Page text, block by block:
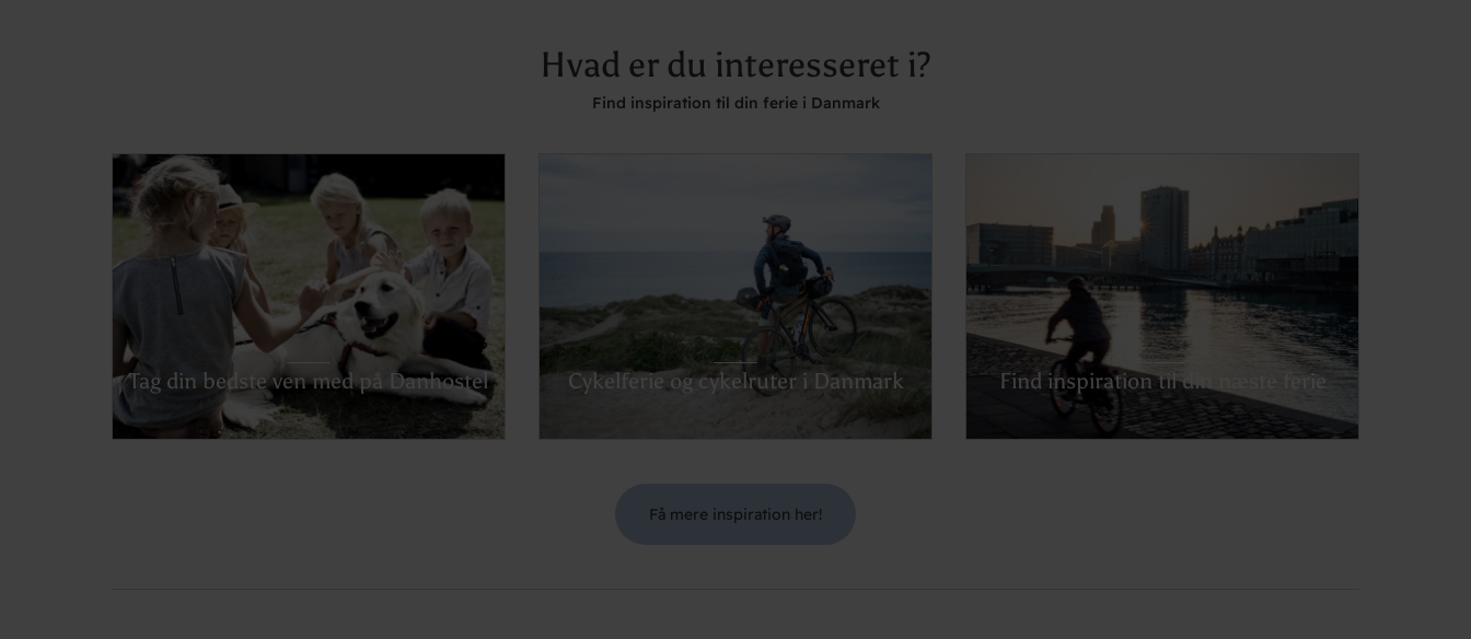
Hvad er du interesseret i?
Find inspiration til din ferie i Danmark
Tag din bedste ven med på Danhostel Cykelferie og cykelruter i Danmark Find inspiration til din næste ferie
Få mere inspiration her!